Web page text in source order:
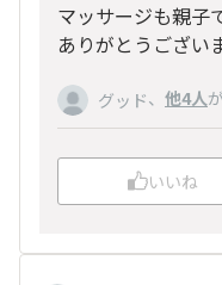
マッサージも親子
ありがとうござい
グッド、 他4人
いいね